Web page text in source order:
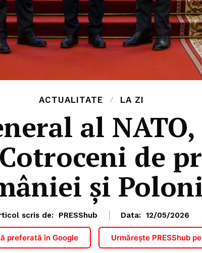
ACTUALITATE LA ZI
al
de
și
scris de: PRESShub Data: 12/05/2026
preferată în Google Urmărește PRESShub